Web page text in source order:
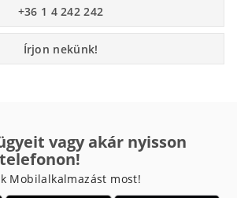
+36 1 4 242 242
Írjon nekünk!
vagy akár nyisson
Mobilalkalmazást most!